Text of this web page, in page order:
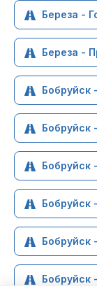
Береза -
Береза -
Бобруйск
Бобруйск
Бобруйск
Бобруйск
Бобруйск
Бобруйск